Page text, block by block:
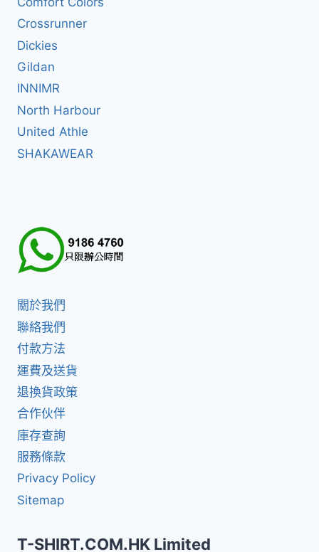
Crossrunner
Dickies
Gildan
INNIMR
North Harbour
United Athle
SHAKAWEAR
關於我們
聯絡我們
付款方法
運費及送貨
退換貨政策
合作伙伴
庫存查詢
服務條款
Privacy Policy
Sitemap
T-SHIRT.COM.HK Limited